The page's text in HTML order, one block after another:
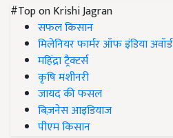
#Top on Krishi Jagran
सफल किसान
मिलेनियर फार्मर ऑफ इंडिया अवॉर्ड
महिंद्रा ट्रैक्टर्स
कृषि मशीनरी
जायद की फसल
बिज़नेस आइडियाज
पीएम किसान